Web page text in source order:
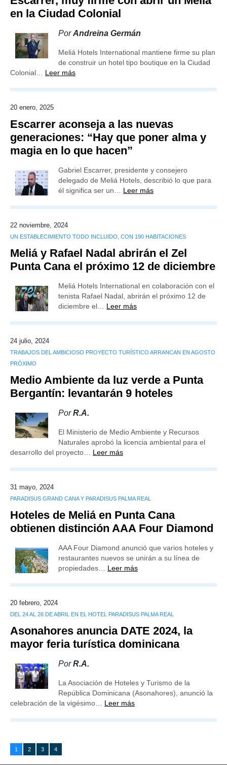
en la Ciudad Colonial
PorAndreina Germán
Meliá Hotels International mantiene firme su plan
de construir un hotel tipo boutique en la Ciudad
Colonial… Leer más
20 enero, 2025
Escarrer aconseja a las nuevas
generaciones: “Hay que poner alma y
magia en lo que hacen”
Gabriel Escarrer, presidente y consejero
delegado de Meliá Hotels, describió lo que para
él significa ser un… Leer más
22 noviembre, 2024
UN ESTABLECIMIENTO TODO INCLUIDO, CON 190 HABITACIONES
Meliá y Rafael Nadal abrirán el Zel
Punta Cana el próximo 12 de diciembre
Meliá Hotels International en colaboración con el
tenista Rafael Nadal, abrirán el próximo 12 de
diciembre el… Leer más
24 julio, 2024
TRABAJOS DEL AMBICIOSO PROYECTO TURÍSTICO ARRANCAN EN AGOSTO
PRÓXIMO
Medio Ambiente da luz verde a Punta
Bergantín: levantarán 9 hoteles
PorR.A.
El Ministerio de Medio Ambiente y Recursos
Naturales aprobó la licencia ambiental para el
desarrollo del proyecto… Leer más
31 mayo, 2024
PARADISUS GRAND CANA Y PARADISUS PALMA REAL
Hoteles de Meliá en Punta Cana
obtienen distinción AAA Four Diamond
AAA Four Diamond anunció que varios hoteles y
restaurantes nuevos se unirán a su línea de
propiedades… Leer más
20 febrero, 2024
DEL 24 AL 26 DE ABRIL EN EL HOTEL PARADISUS PALMA REAL
Asonahores anuncia DATE 2024, la
mayor feria turística dominicana
PorR.A.
La Asociación de Hoteles y Turismo de la
República Dominicana (Asonahores), anunció la
celebración de la vigésimo… Leer más
1 2 3 4